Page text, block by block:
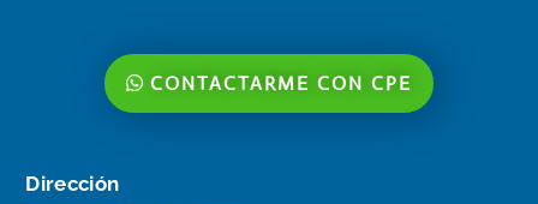
CONTACTARME CON CPE
Dirección